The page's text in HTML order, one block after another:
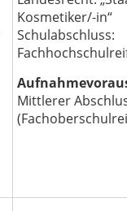
Kosmetiker/-in“
Schulabschluss:
Mittlerer